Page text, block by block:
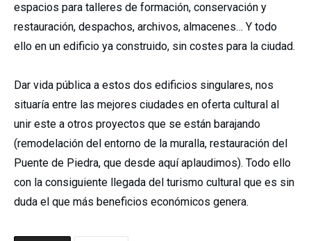
espacios para talleres de formación, conservación y
restauración, despachos, archivos, almacenes… Y todo
ello en un edificio ya construido, sin costes para la ciudad.
Dar vida pública a estos dos edificios singulares, nos
situaría entre las mejores ciudades en oferta cultural al
unir este a otros proyectos que se están barajando
(remodelación del entorno de la muralla, restauración del
Puente de Piedra, que desde aquí aplaudimos). Todo ello
con la consiguiente llegada del turismo cultural que es sin
duda el que más beneficios económicos genera.